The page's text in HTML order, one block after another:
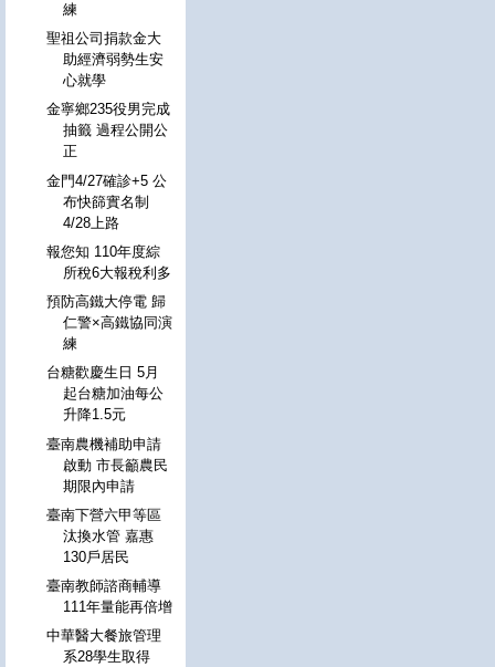
練
聖祖公司捐款金大
助經濟弱勢生安
心就學
金寧鄉235役男完成
抽籤 過程公開公
正
金門4/27確診+5 公
布快篩實名制
4/28上路
報您知 110年度綜
所稅6大報稅利多
預防高鐵大停電 歸
仁警×高鐵協同演
練
台糖歡慶生日 5月
起台糖加油每公
升降1.5元
臺南農機補助申請
啟動 市長籲農民
期限內申請
臺南下營六甲等區
汰換水管 嘉惠
130戶居民
臺南教師諮商輔導
111年量能再倍增
中華醫大餐旅管理
系28學生取得